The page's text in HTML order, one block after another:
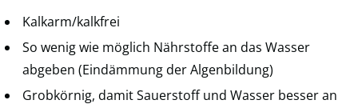
Kalkarm/kalkfrei
So wenig wie möglich Nährstoffe an das Wasser
abgeben (Eindämmung der Algenbildung)
Grobkörnig, damit Sauerstoff und Wasser besser an